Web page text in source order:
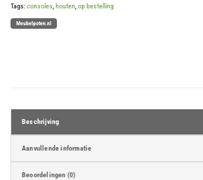
Tags:consoles,houten,op bestelling
Meubelpoten.nl
Beschrijving
Aanvullende informatie
Beoordelingen (0)